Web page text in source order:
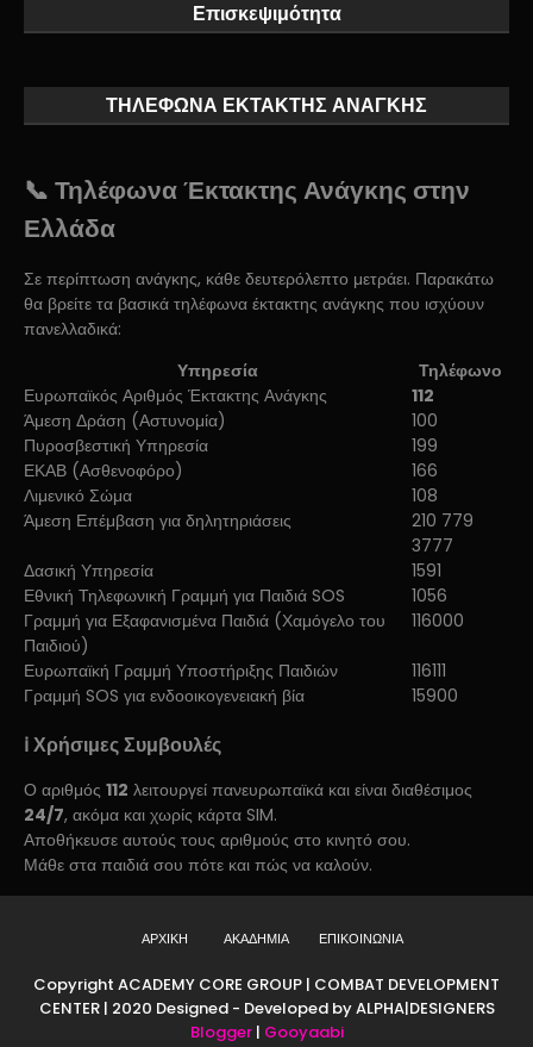
Επισκεψιμότητα
ΤΗΛΕΦΩΝΑ ΕΚΤΑΚΤΗΣ ΑΝΑΓΚΗΣ
📞 Τηλέφωνα Έκτακτης Ανάγκης στην
Ελλάδα
Σε περίπτωση ανάγκης, κάθε δευτερόλεπτο μετράει. Παρακάτω
θα βρείτε τα βασικά τηλέφωνα έκτακτης ανάγκης που ισχύουν
πανελλαδικά:
Υπηρεσία
Τηλέφωνο
Ευρωπαϊκός Αριθμός Έκτακτης Ανάγκης
112
Άμεση Δράση (Αστυνομία)
100
Πυροσβεστική Υπηρεσία
199
ΕΚΑΒ (Ασθενοφόρο)
166
Λιμενικό Σώμα
108
Άμεση Επέμβαση για δηλητηριάσεις
210 779
3777
Δασική Υπηρεσία
1591
Εθνική Τηλεφωνική Γραμμή για Παιδιά SOS
1056
Γραμμή για Εξαφανισμένα Παιδιά (Χαμόγελο του
Παιδιού)
116000
Ευρωπαϊκή Γραμμή Υποστήριξης Παιδιών
116111
Γραμμή SOS για ενδοοικογενειακή βία
15900
ℹ️ Χρήσιμες Συμβουλές
Ο αριθμός 112 λειτουργεί πανευρωπαϊκά και είναι διαθέσιμος
24/7, ακόμα και χωρίς κάρτα SIM.
Αποθήκευσε αυτούς τους αριθμούς στο κινητό σου.
Μάθε στα παιδιά σου πότε και πώς να καλούν.
ΑΡΧΙΚΗ ΑΚΑΔΗΜΙΑ ΕΠΙΚΟΙΝΩΝΙΑ
Copyright ACADEMY CORE GROUP | COMBAT DEVELOPMENT
CENTER | 2020 Designed - Developed by ALPHA|DESIGNERS
Blogger| Gooyaabi